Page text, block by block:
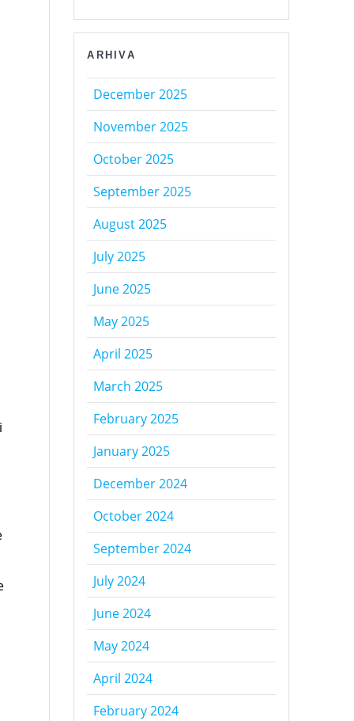
ARHIVA
December 2025
November 2025
October 2025
September 2025
August 2025
July 2025
June 2025
May 2025
April 2025
March 2025
February 2025
January 2025
December 2024
October 2024
September 2024
July 2024
June 2024
May 2024
April 2024
February 2024